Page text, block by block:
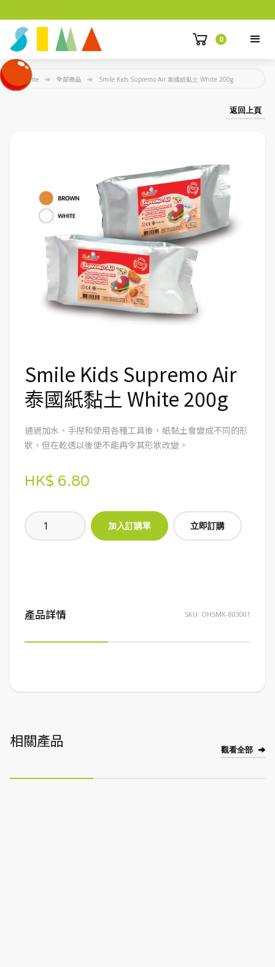
0
Home 全部商品 Smile Kids Supremo Air 泰國紙黏土 White 200g
返回上頁
Smile Kids Supremo Air
泰國紙黏土 White 200g
通過加水、手揑和使用各種工具後，紙黏土會變成不同的形
狀，但在乾透以後便不能再令其形狀改變。
HK$ 6.80
立即訂購
產品詳情 SKU: OHSMK-803001
相關產品 觀看全部